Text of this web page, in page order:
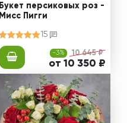
Букет персиковых роз -
Мисс Пигги
15
-3% 10 645 ₽
от 10 350 ₽